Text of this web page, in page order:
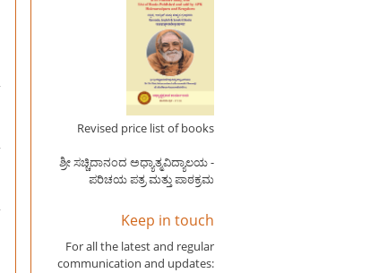
Revised price list of books
ಶ್ರೀ ಸಚ್ಚಿದಾನಂದ ಅಧ್ಯಾತ್ಮವಿದ್ಯಾಲಯ -
ಪರಿಚಯ ಪತ್ರ ಮತ್ತು ಪಾಠಕ್ರಮ
Keep in touch
For all the latest and regular
communication and updates: